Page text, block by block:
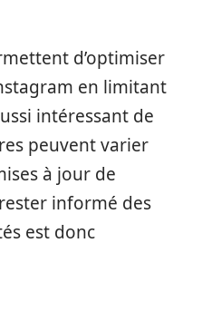
d’optimiser
en limitant
intéressant de
peuvent varier
à jour de
informé des
est donc